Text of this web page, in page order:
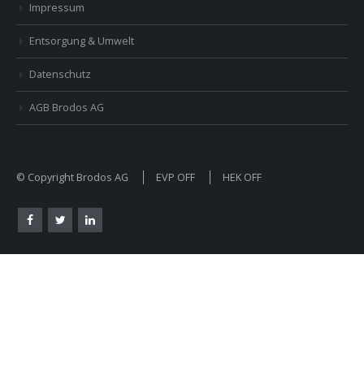
Impressum
Entsorgung & Umwelt
Datenschutz
AGB Brodos AG
© Copyright Brodos AG EVP OFF HEK OFF